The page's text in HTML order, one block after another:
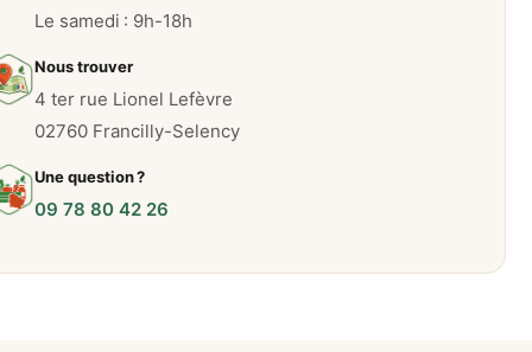
Le samedi : 9h-18h
Nous trouver
4 ter rue Lionel Lefèvre
02760 Francilly-Selency
Une question ?
09 78 80 42 26